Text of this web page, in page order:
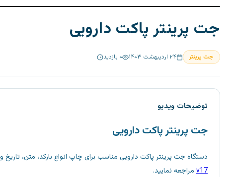
جت پرینتر پاکت دارویی
جت پرینتر ۲۴ اردیبهشت ۱۴۰۳ ۰ بازدید
توضیحات ویدیو
جت پرینتر پاکت دارویی
دستگاه جت پرینتر پاکت دارویی مناسب برای چاپ انواع بارکد، متن، تاریخ و … می باشد. این دستگاه می تواند با
v17 مراجعه نمایید.